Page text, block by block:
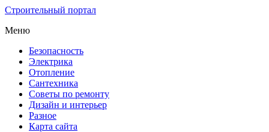
Строительный портал
Меню
Безопасность
Электрика
Отопление
Сантехника
Советы по ремонту
Дизайн и интерьер
Разное
Карта сайта